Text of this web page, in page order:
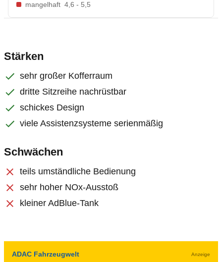
mangelhaft 4,6 - 5,5
Stärken
sehr großer Kofferraum
dritte Sitzreihe nachrüstbar
schickes Design
viele Assistenzsysteme serienmäßig
Schwächen
teils umständliche Bedienung
sehr hoher NOx-Ausstoß
kleiner AdBlue-Tank
ADAC Fahrzeugwelt Anzeige